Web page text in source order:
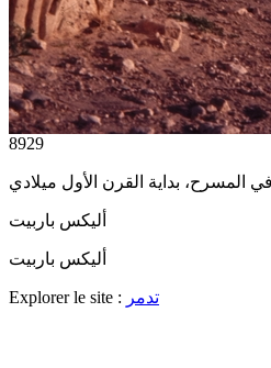
8929
أليكس باربيت
أليكس باربيت
Explorer le site : تدمر